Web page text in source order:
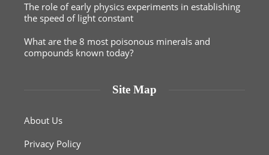
The role of early physics experiments in establishing
the speed of light constant
What are the 8 most poisonous minerals and
compounds known today?
Site Map
About Us
Privacy Policy